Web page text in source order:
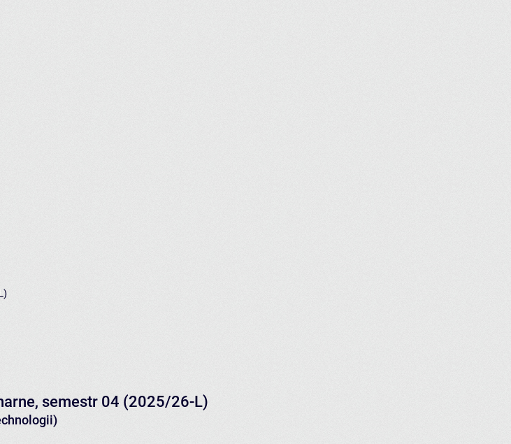
semestr 04 (2025/26-L)